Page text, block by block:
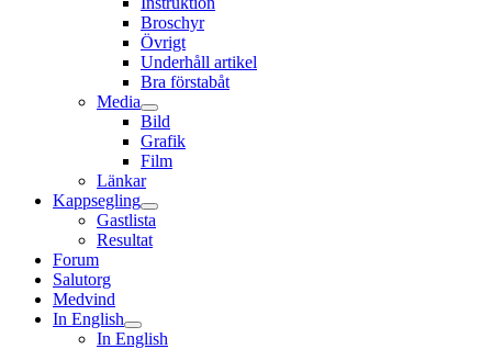
Broschyr
Övrigt
Underhåll artikel
Bra förstabåt
Media
Bild
Grafik
Film
Länkar
Kappsegling
Gastlista
Resultat
Forum
Salutorg
Medvind
In English
In English